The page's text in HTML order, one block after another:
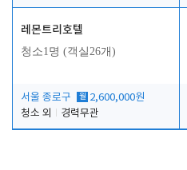
레몬트리호텔
청소1명 (객실26개)
서울 종로구 월 2,600,000원
청소 외
경력무관